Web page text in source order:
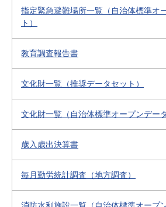
指定緊急避難場所一覧（自治体標準オ
ト）
教育調査報告書
文化財一覧（推奨データセット）
文化財一覧（自治体標準オープンデー
歳入歳出決算書
毎月勤労統計調査（地方調査）